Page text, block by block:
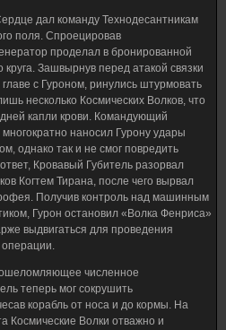
дал команду Технодесантникам
поля. Спроецировав
проделал в бронированной
Зашвырнув перед атакой связки
с Гуроном, ринулись штурмовать
несколько Космических Волков, что
капли крови. Командующий
наносил Гурону удары
однако так и не смог повредить
Кровавый Губитель разорвал
Когтем Тирана, после чего вырвал
Получив контроль над машинным
Гурон остановил «Волка Фенриса»
выдвигаться для проведения
численное
теперь мог сокрушить
корабль от носа и до кормы. На
Космические Волки отважно и